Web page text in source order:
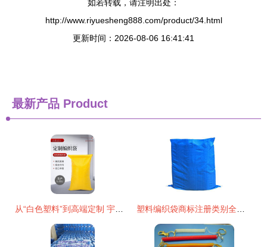
如若转载，请注明出处：
http://www.riyuesheng888.com/product/34.html
更新时间：2026-08-06 16:41:41
最新产品 Product